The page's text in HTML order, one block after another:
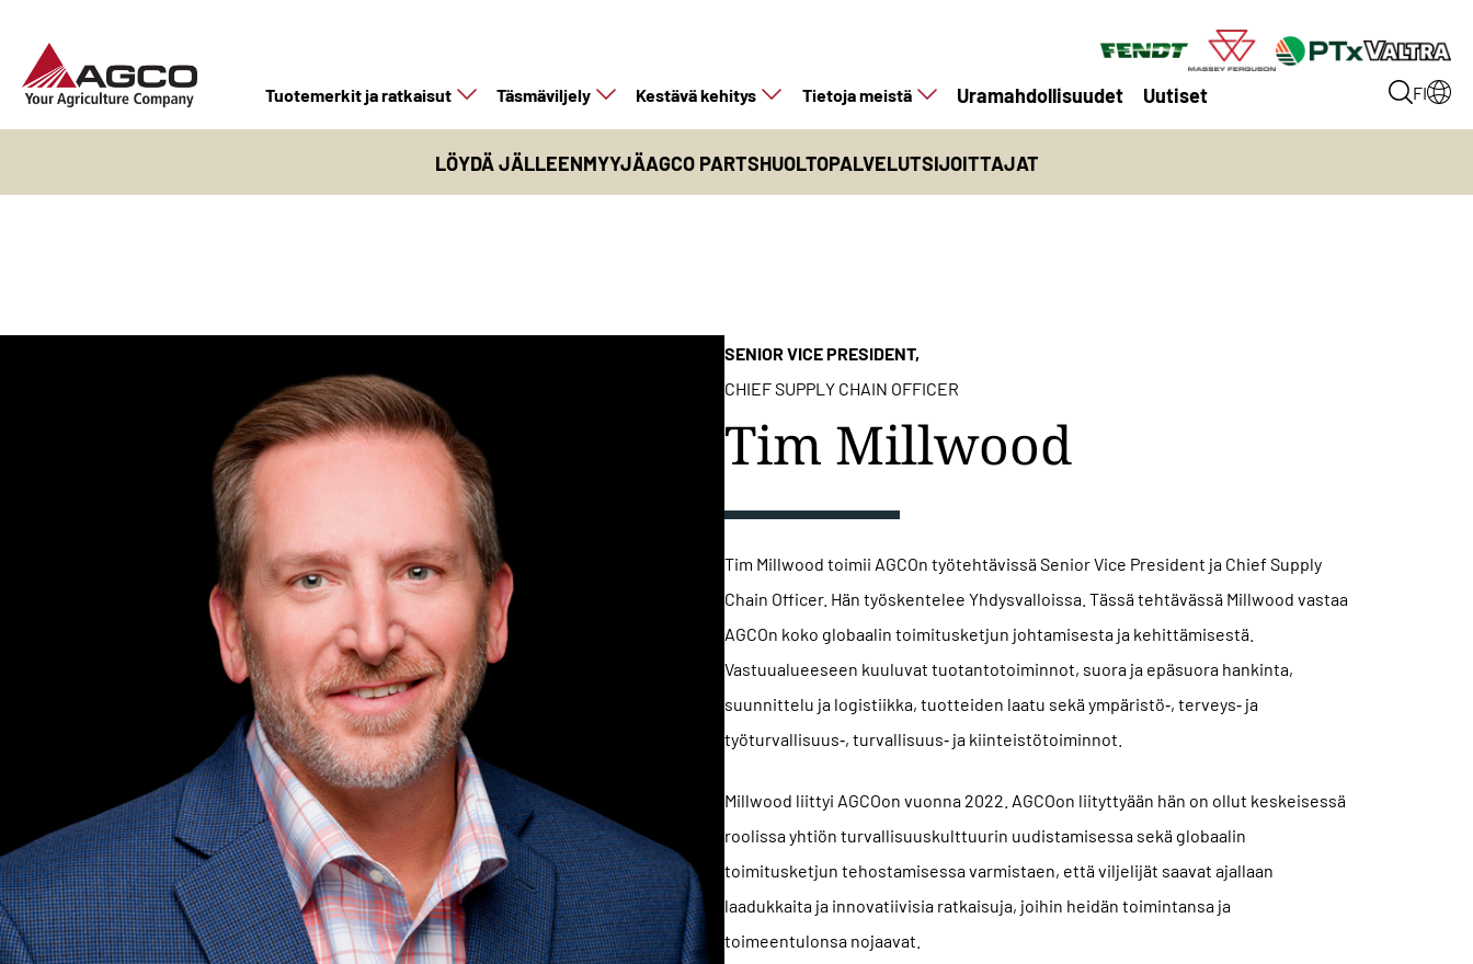
Tuotemerkit ja ratkaisut Täsmäviljely Kestävä kehitys Tietoja meistä Uramahdollisuudet Uutiset
LÖYDÄ JÄLLEENMYYJÄAGCO PARTSHUOLTOPALVELUTSIJOITTAJAT
FI
SENIOR VICE PRESIDENT,
CHIEF SUPPLY CHAIN OFFICER
Tim Millwood
Tim Millwood toimii AGCOn työtehtävissä Senior Vice President ja Chief Supply
Chain Officer. Hän työskentelee Yhdysvalloissa. Tässä tehtävässä Millwood vastaa
AGCOn koko globaalin toimitusketjun johtamisesta ja kehittämisestä.
Vastuualueeseen kuuluvat tuotantotoiminnot, suora ja epäsuora hankinta,
suunnittelu ja logistiikka, tuotteiden laatu sekä ympäristö‑, terveys‑ ja
työturvallisuus‑, turvallisuus‑ ja kiinteistötoiminnot.
Millwood liittyi AGCOon vuonna 2022. AGCOon liityttyään hän on ollut keskeisessä
roolissa yhtiön turvallisuuskulttuurin uudistamisessa sekä globaalin
toimitusketjun tehostamisessa varmistaen, että viljelijät saavat ajallaan
laadukkaita ja innovatiivisia ratkaisuja, joihin heidän toimintansa ja
toimeentulonsa nojaavat.